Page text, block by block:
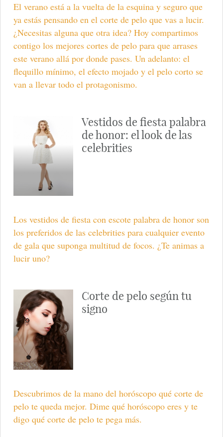
El verano está a la vuelta de la esquina y seguro que
ya estás pensando en el corte de pelo que vas a lucir.
¿Necesitas alguna que otra idea? Hoy compartimos
contigo los mejores cortes de pelo para que arrases
este verano allá por donde pases. Un adelanto: el
flequillo mínimo, el efecto mojado y el pelo corto se
van a llevar todo el protagonismo.
Vestidos de fiesta palabra
de honor: el look de las
celebrities
Los vestidos de fiesta con escote palabra de honor son
los preferidos de las celebrities para cualquier evento
de gala que suponga multitud de focos. ¿Te animas a
lucir uno?
Corte de pelo según tu
signo
Descubrimos de la mano del horóscopo qué corte de
pelo te queda mejor. Dime qué horóscopo eres y te
digo qué corte de pelo te pega más.